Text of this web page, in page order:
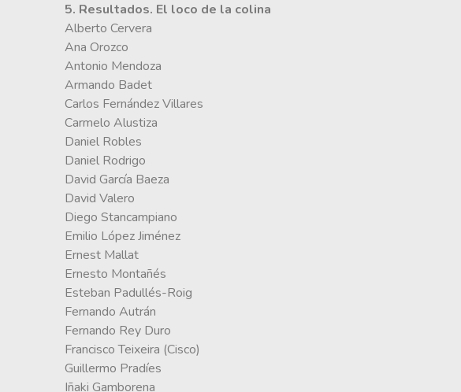
5. Resultados. El loco de la colina
Alberto Cervera
Ana Orozco
Antonio Mendoza
Armando Badet
Carlos Fernández Villares
Carmelo Alustiza
Daniel Robles
Daniel Rodrigo
David García Baeza
David Valero
Diego Stancampiano
Emilio López Jiménez
Ernest Mallat
Ernesto Montañés
Esteban Padullés-Roig
Fernando Autrán
Fernando Rey Duro
Francisco Teixeira (Cisco)
Guillermo Pradíes
Iñaki Gamborena